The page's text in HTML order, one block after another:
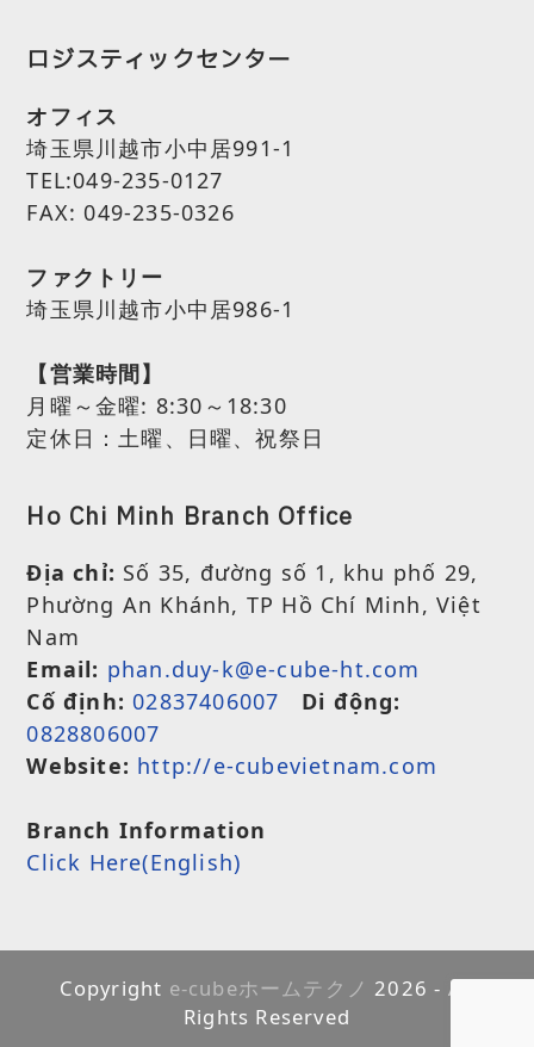
ロジスティックセンター
オフィス
埼玉県川越市小中居991-1
TEL:049-235-0127
FAX: 049-235-0326
ファクトリー
埼玉県川越市小中居986-1
【営業時間】
月曜～金曜: 8:30～18:30
定休日：土曜、日曜、祝祭日
Ho Chi Minh Branch Office
Địa chỉ: Số 35, đường số 1, khu phố 29,
Phường An Khánh, TP Hồ Chí Minh, Việt
Nam
Email: phan.duy-k@e-cube-ht.com
Cố định: 02837406007
Di động:
0828806007
Website: http://e-cubevietnam.com
Branch Information
Click Here(English)
Copyright e-cubeホームテクノ 2026 - All
Rights Reserved